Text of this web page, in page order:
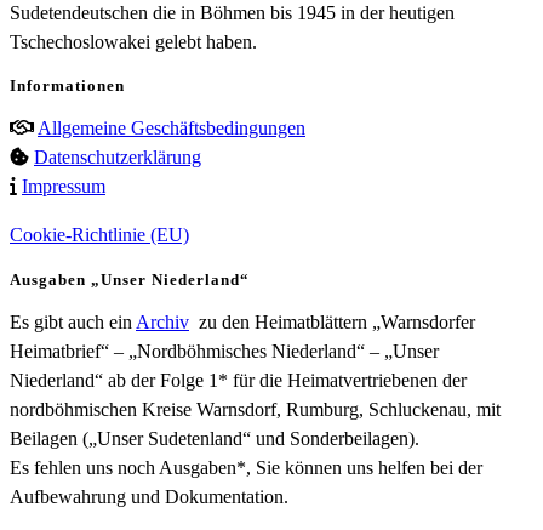
Sudetendeutschen die in Böhmen bis 1945 in der heutigen
Tschechoslowakei gelebt haben.
Informationen
Allgemeine Geschäftsbedingungen
Datenschutzerklärung
Impressum
Cookie-Richtlinie (EU)
Ausgaben „Unser Niederland“
Es gibt auch ein Archiv zu den Heimatblättern „Warnsdorfer
Heimatbrief“ – „Nordböhmisches Niederland“ – „Unser
Niederland“ ab der Folge 1* für die Heimatvertriebenen der
nordböhmischen Kreise Warnsdorf, Rumburg, Schluckenau, mit
Beilagen („Unser Sudetenland“ und Sonderbeilagen).
Es fehlen uns noch Ausgaben*, Sie können uns helfen bei der
Aufbewahrung und Dokumentation.